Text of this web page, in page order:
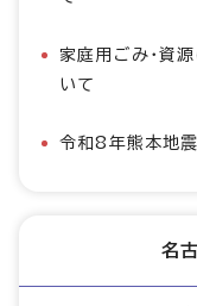
家庭用ごみ・資
いて
令和8年熊本地
名